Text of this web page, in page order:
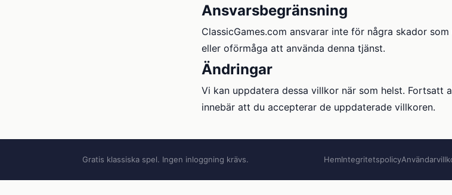
Ansvarsbegränsning
ClassicGames.com ansvarar inte för några skador
eller oförmåga att använda denna tjänst.
Ändringar
Vi kan uppdatera dessa villkor när som helst. Fortsatt
innebär att du accepterar de uppdaterade villkoren.
Gratis klassiska spel. Ingen inloggning krävs. HemIntegritetspolicy